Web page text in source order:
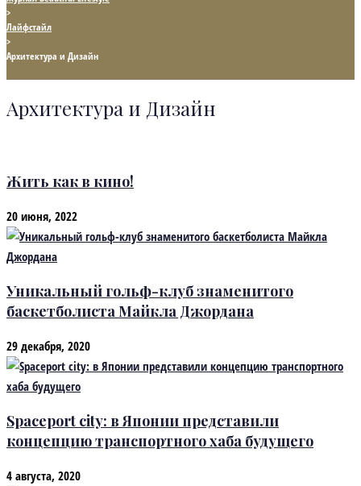
>
Лайфстайл
>
Архитектура и Дизайн
Архитектура и Дизайн
Жить как в кино!
20 июня, 2022
Уникальный гольф-клуб знаменитого
баскетболиста Майкла Джордана
29 декабря, 2020
Spaceport city: в Японии представили
концепцию транспортного хаба будущего
4 августа, 2020